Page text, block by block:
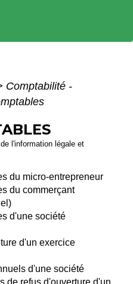
Comptabilité -
l'information légale et
du micro-entrepreneur
du commerçant
d'une société
d'un exercice
d'une société
de refus d'ouverture d'un